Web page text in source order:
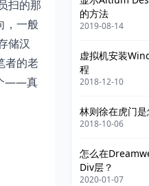
扫的那
，一般
储汉
者的老
——真
的方法
2019-08-14
虚拟机安装
程
2018-12-10
林则徐在虎门
2018-10-06
怎么在
Div层？
2020-01-07